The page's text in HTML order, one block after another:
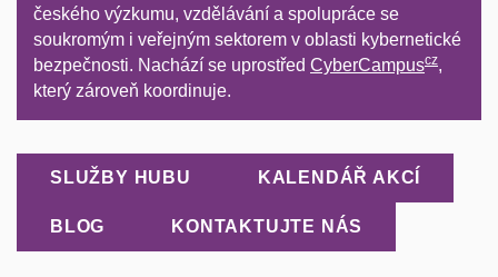
českého výzkumu, vzdělávání a spolupráce se
soukromým i veřejným sektorem v oblasti kybernetické
bezpečnosti. Nachází se uprostřed CyberCampuscz,
který zároveň koordinuje.
SLUŽBY HUBU KALENDÁŘ AKCÍ
BLOG KONTAKTUJTE NÁS